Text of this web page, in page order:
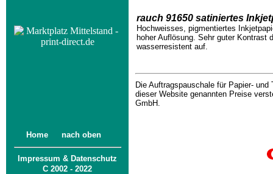
rauch 91650 satiniertes
Hochweisses, pigmentiertes
hoher Auflösung. Sehr guter Kontrast
wasserresistent auf.
Die Auftragspauschale für Papier-
dieser Website genannten Preise
GmbH.
Home nach oben
Impressum & Datenschutz
C 2002 - 2022